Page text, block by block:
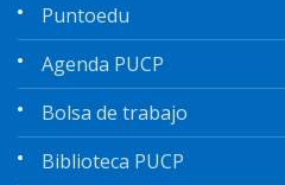
Puntoedu
Agenda PUCP
Bolsa de trabajo
Biblioteca PUCP